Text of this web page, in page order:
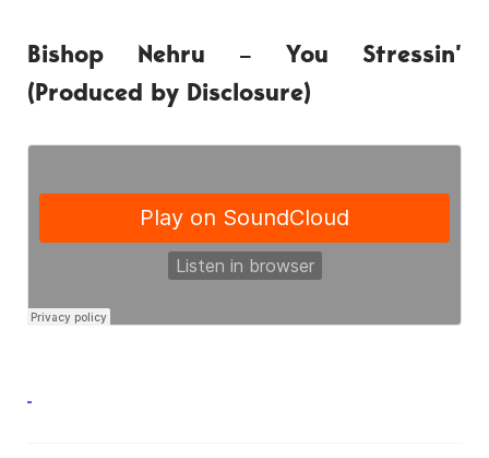
Bishop Nehru – You Stressin’
(Produced by Disclosure)